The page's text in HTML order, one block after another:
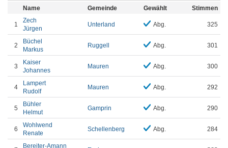
Name Gemeinde Gewählt Stimmen
1
Zech
Jürgen
Unterland Abg. 325
2
Büchel
Markus
Ruggell Abg. 301
3
Kaiser
Johannes
Mauren Abg. 300
4
Lampert
Rudolf
Mauren Abg. 292
5
Bühler
Helmut
Gamprin Abg. 290
6
Wohlwend
Renate
Schellenberg Abg. 284
Bereiter-Amann